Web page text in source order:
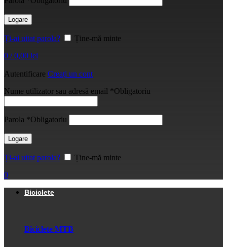
Logare
Ți-ai uitat parola?
Ține-mă minte
0 / 0,00 lei
Autentificare Creați un cont
Nume utilizator sau adresă email *Obligatoriu
Parola *Obligatoriu
Logare
Ți-ai uitat parola?
Ține-mă minte
0
Biciclete
Biciclete MTB